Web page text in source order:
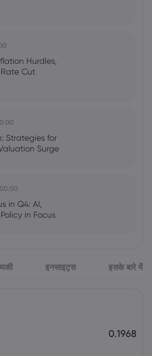
Hurdles,
Cut
Strategies for
Surge
in Q4: AI,
in Focus
Threatens
Unite
इनसाइट्स इसके बारे में
0.1968